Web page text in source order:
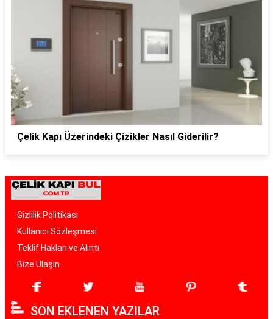
Çelik Kapı Üzerindeki Çizikler Nasıl Giderilir?
Gizlilik Politikası
Kullanıcı Sözleşmesi
Teklif Hakları ve Alıntı
Bize Ulaşın
SON EKLENEN YAZILAR